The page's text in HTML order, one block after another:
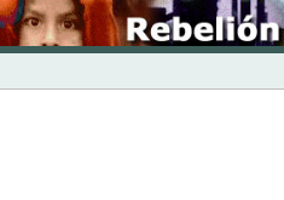
Skip
to
content
INICIO